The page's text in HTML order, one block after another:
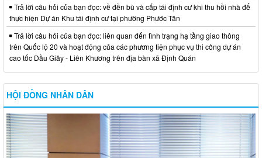
Trả lời câu hỏi của bạn đọc: về đền bù và cấp tái định cư khi thu hồi nhà để
thực hiện Dự án Khu tái định cư tại phường Phước Tân
Trả lời câu hỏi của bạn đọc: liên quan đến tình trạng hạ tầng giao thông
trên Quốc lộ 20 và hoạt động của các phương tiện phục vụ thi công dự án
cao tốc Dầu Giây - Liên Khương trên địa bàn xã Định Quán
HỘI ĐỒNG NHÂN DÂN